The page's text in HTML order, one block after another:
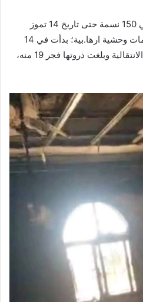
القرية التي بقي من أهلها حوالي 150 نسمة حتى تاريخ 14 تموز
الماضي، عانت من سلسلة هجمات وحشية ارها.بية؛ بدأت في 14
تموز عند دخول قوات الحكومة الانتقالية وبلغت ذروتها فجر 19 منه،